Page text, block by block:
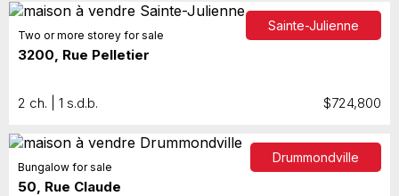
Sainte-Julienne
Two or more storey for sale
3200, Rue Pelletier
2 ch. | 1 s.d.b. $724,800
Drummondville
Bungalow for sale
50, Rue Claude